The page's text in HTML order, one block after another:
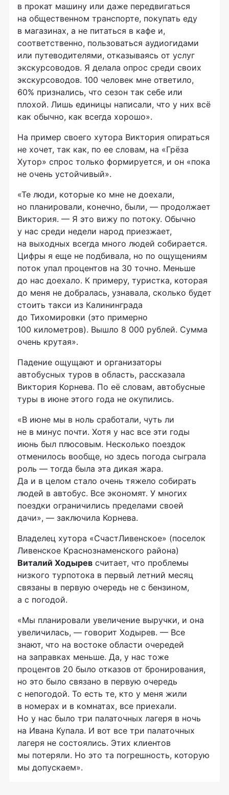
в прокат машину или даже передвигаться
на общественном транспорте, покупать еду
в магазинах, а не питаться в кафе и,
соответственно, пользоваться аудиогидами
или путеводителями, отказываясь от услуг
экскурсоводов. Я делала опрос среди своих
экскурсоводов. 100 человек мне ответило,
60% признались, что сезон так себе или
плохой. Лишь единицы написали, что у них всё
как обычно, как всегда хорошо».
На пример своего хутора Виктория опираться
не хочет, так как, по ее словам, на «Грёза
Хутор» спрос только формируется, и он «пока
не очень устойчивый».
«Те люди, которые ко мне не доехали,
но планировали, конечно, были, — продолжает
Виктория. — Я это вижу по потоку. Обычно
у нас среди недели народ приезжает,
на выходных всегда много людей собирается.
Цифры я еще не подбивала, но по ощущениям
поток упал процентов на 30 точно. Меньше
до нас доехало. К примеру, туристка, которая
до меня не добралась, узнавала, сколько будет
стоить такси из Калининграда
до Тихомировки (это примерно
100 километров). Вышло 8 000 рублей. Сумма
очень крутая».
Падение ощущают и организаторы
автобусных туров в область, рассказала
Виктория Корнева. По её словам, автобусные
туры в июне этого года не окупились.
«В июне мы в ноль сработали, чуть ли
не в минус почти. Хотя у нас все эти годы
июнь был плюсовым. Несколько поездок
отменилось вообще, но здесь погода сыграла
роль — тогда была эта дикая жара.
Да и в целом стало очень тяжело собирать
людей в автобус. Все экономят. У многих
поездки ограничились пределами своей
дачи», — заключила Корнева.
Владелец хутора «СчастЛивенское» (поселок
Ливенское Краснознаменского района)
Виталий Ходырев считает, что проблемы
низкого турпотока в первый летний месяц
связаны в первую очередь не с бензином,
а с погодой.
«Мы планировали увеличение выручки, и она
увеличилась, — говорит Ходырев. — Все
знают, что на востоке области очередей
на заправках меньше. Да, у нас тоже
процентов 20 было отказов от бронирования,
но это было связано в первую очередь
с непогодой. То есть те, кто у меня жили
в номерах и в комнатах, все приехали.
Но у нас было три палаточных лагеря в ночь
на Ивана Купала. И вот все три палаточных
лагеря не состоялись. Этих клиентов
мы потеряли. Но это та погрешность, которую
мы допускаем».